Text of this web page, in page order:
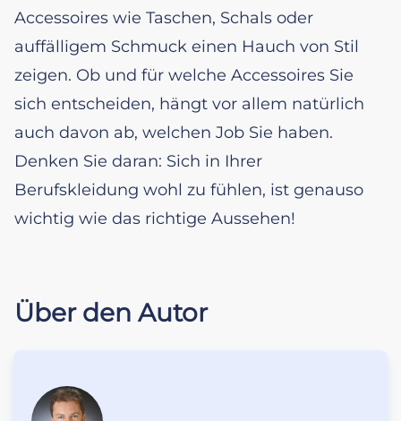
Accessoires wie Taschen, Schals oder
auffälligem Schmuck einen Hauch von Stil
zeigen. Ob und für welche Accessoires Sie
sich entscheiden, hängt vor allem natürlich
auch davon ab, welchen Job Sie haben.
Denken Sie daran: Sich in Ihrer
Berufskleidung wohl zu fühlen, ist genauso
wichtig wie das richtige Aussehen!
Über den Autor